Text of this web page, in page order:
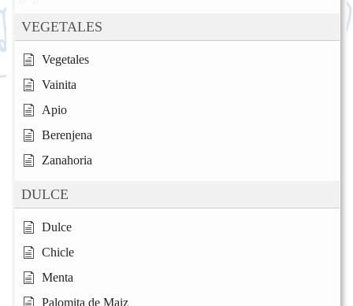
VEGETALES
Vegetales
Vainita
Apio
Berenjena
Zanahoria
DULCE
Dulce
Chicle
Menta
Palomita de Maiz